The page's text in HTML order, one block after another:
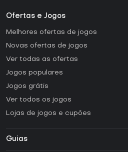
Ofertas e Jogos
Melhores ofertas de jogos
Novas ofertas de jogos
Ver todas as ofertas
Jogos populares
Jogos grátis
Ver todos os jogos
Lojas de jogos e cupões
Guias